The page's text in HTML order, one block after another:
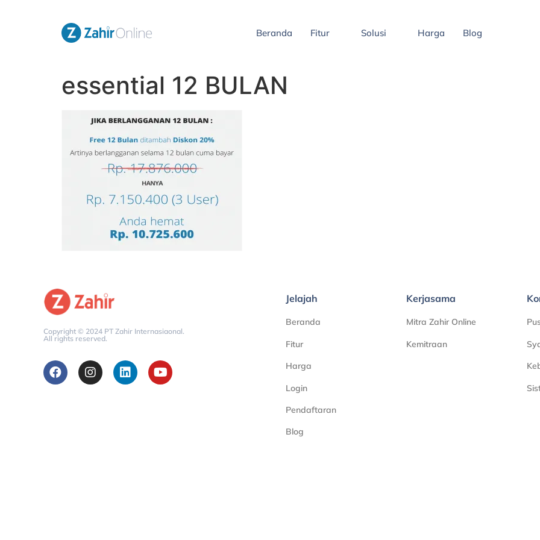
Beranda Fitur Solusi Harga Blog
essential 12 BULAN
Copyright © 2024 PT Zahir Internasiaonal.
All rights reserved.
Jelajah
Beranda
Fitur
Harga
Login
Pendaftaran
Blog
Kerjasama
Mitra Zahir Online
Kemitraan